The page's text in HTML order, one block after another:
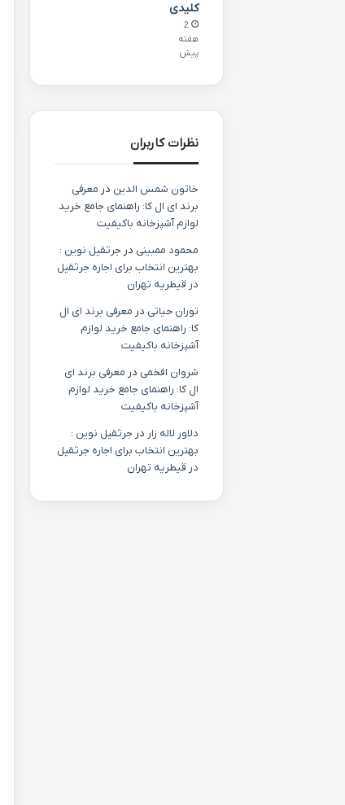
کلیدی
2
هفته
پیش
نظرات کاربران
خاتون شمس الدین در معرفی
برند ای ال کا: راهنمای جامع خرید
لوازم آشپزخانه باکیفیت
محمود ممبینی در جرثقیل نوین :
بهترین انتخاب برای اجاره جرثقیل
در قیطریه تهران
توران حیاتی در معرفی برند ای ال
کا: راهنمای جامع خرید لوازم
آشپزخانه باکیفیت
شروان افخمی در معرفی برند ای
ال کا: راهنمای جامع خرید لوازم
آشپزخانه باکیفیت
دلاور لاله زار در جرثقیل نوین :
بهترین انتخاب برای اجاره جرثقیل
در قیطریه تهران